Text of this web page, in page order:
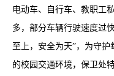
电动车、自行车、教职工
多，部分车辆行驶速度过
至上，安全为天”，为守
的校园交通环境，保卫处